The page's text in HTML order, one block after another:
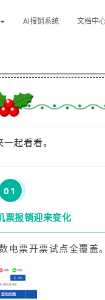
AI报销系统 文档中
起看看。
0 1
票报销迎来变化
电票开票试点全覆盖。